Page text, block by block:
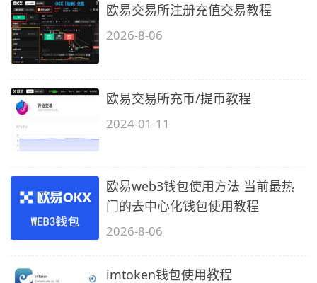
欧易交易所注册充值交易教程
2026-8-06
欧易交易所充币/提币教程
2024-01-11
欧易web3钱包使用方法 当前最热
门的去中心化钱包使用教程
2026-8-06
imtoken钱包使用教程